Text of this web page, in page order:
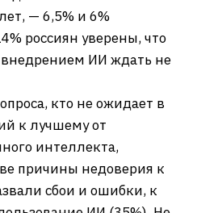
— 6,5% и 6%
россиян уверены, что
ИИ ждать не
кто не ожидает в
к лучшему от
интеллекта,
причины недоверия к
сбои и ошибки, к